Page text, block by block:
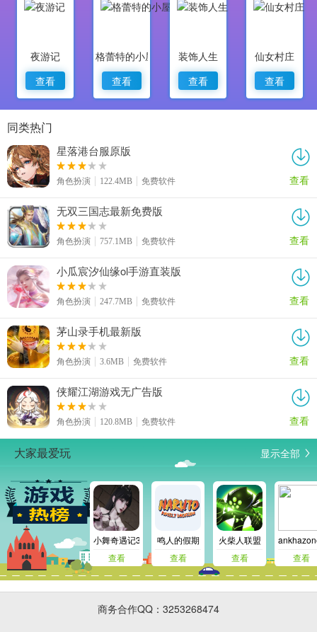
夜游记
查看
格蕾特的小屋
查看
装饰人生
查看
仙女村庄
查看
同类热门
星落港台服原版
角色扮演 122.4MB 免费软件 查看
无双三国志最新免费版
角色扮演 757.1MB 免费软件 查看
小瓜宸汐仙缘ol手游直装版
角色扮演 247.7MB 免费软件 查看
茅山录手机最新版
角色扮演 3.6MB 免费软件 查看
侠耀江湖游戏无广告版
角色扮演 120.8MB 免费软件 查看
大家最爱玩 显示全部
小舞奇遇记3d免费版
查看
鸣人的假期
查看
火柴人联盟
查看
查看
商务合作QQ：3253268474